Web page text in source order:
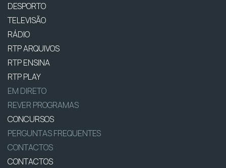
DESPORTO
TELEVISÃO
RÁDIO
RTP ARQUIVOS
RTP ENSINA
RTP PLAY
EM DIRETO
REVER PROGRAMAS
CONCURSOS
PERGUNTAS FREQUENTES
CONTACTOS
CONTACTOS